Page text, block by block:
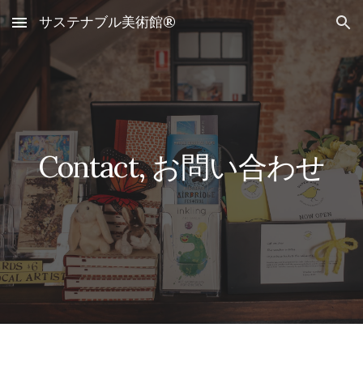
Skip to main content Skip to navigation
サステナブル美術館®
Contact, お問い合わせ